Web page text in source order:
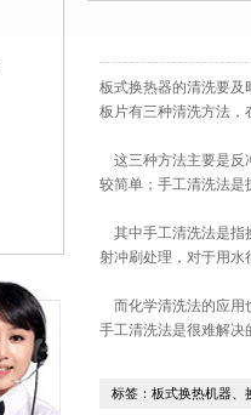
板式换热器的清洗要及
板片有三种清洗方法，
这三种方法主要是反
较简单；手工清洗法是
其中手工清洗法是指
射冲刷处理，对于用水
而化学清洗法的应用
手工清洗法是很难解决
标签： 板式换热机器、